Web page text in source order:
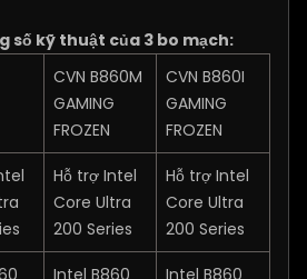
số kỹ thuật của 3 bo mạch:
CVN B860M
GAMING
FROZEN
CVN B860I
GAMING
FROZEN
Hỗ trợ Intel
Core Ultra
200 Series
Hỗ trợ Intel
Core Ultra
200 Series
Intel B860 Intel B860